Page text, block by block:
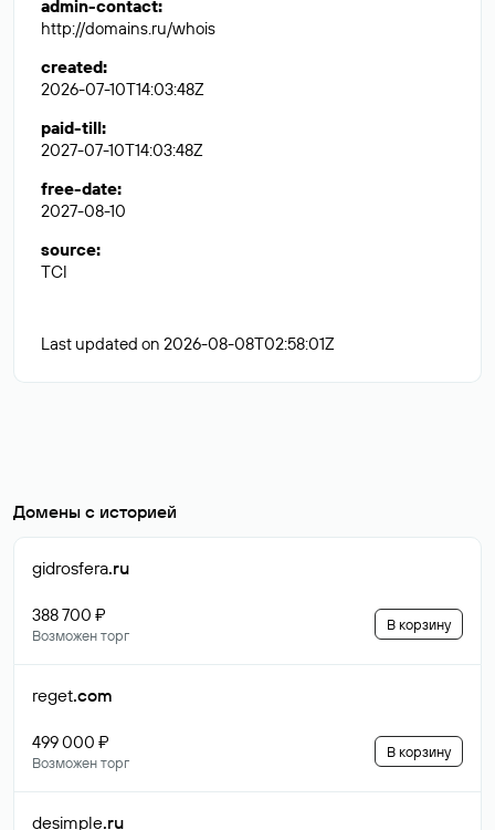
admin-contact:
http://domains.ru/whois
created:
2026-07-10T14:03:48Z
paid-till:
2027-07-10T14:03:48Z
free-date:
2027-08-10
source:
TCI
Last updated on 2026-08-08T02:58:01Z
Домены с историей
gidrosfera.ru
388 700 ₽
Возможен торг
В корзину
reget.com
499 000 ₽
Возможен торг
В корзину
desimple.ru